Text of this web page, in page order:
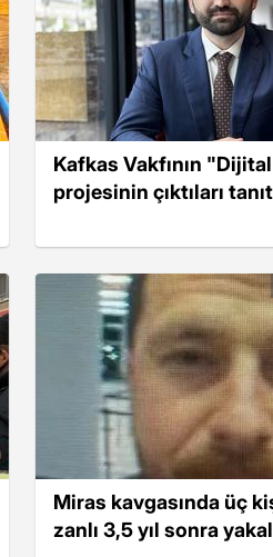
Kafkas Vakfının
projesinin çıktıları
Miras kavgasında üç
zanlı 3,5 yıl sonra